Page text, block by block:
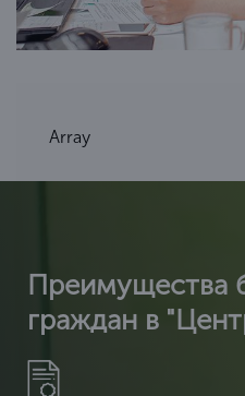
Array
Преимущества
граждан в